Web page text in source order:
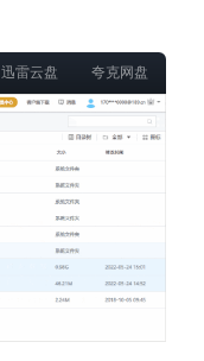
迅雷云盘 夸克网盘